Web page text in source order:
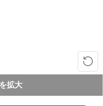
拡大